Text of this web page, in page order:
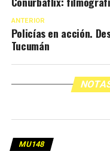
ANTERIOR
Policías en acción.
Tucumán
MU148